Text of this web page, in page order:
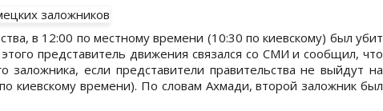
в 12:00 по местному времени (10:30 по киевскому) был убит
представитель движения связался со СМИ и сообщил, что
заложника, если представители правительства не выйдут на
киевскому времени). По словам Ахмади, второй заложник был